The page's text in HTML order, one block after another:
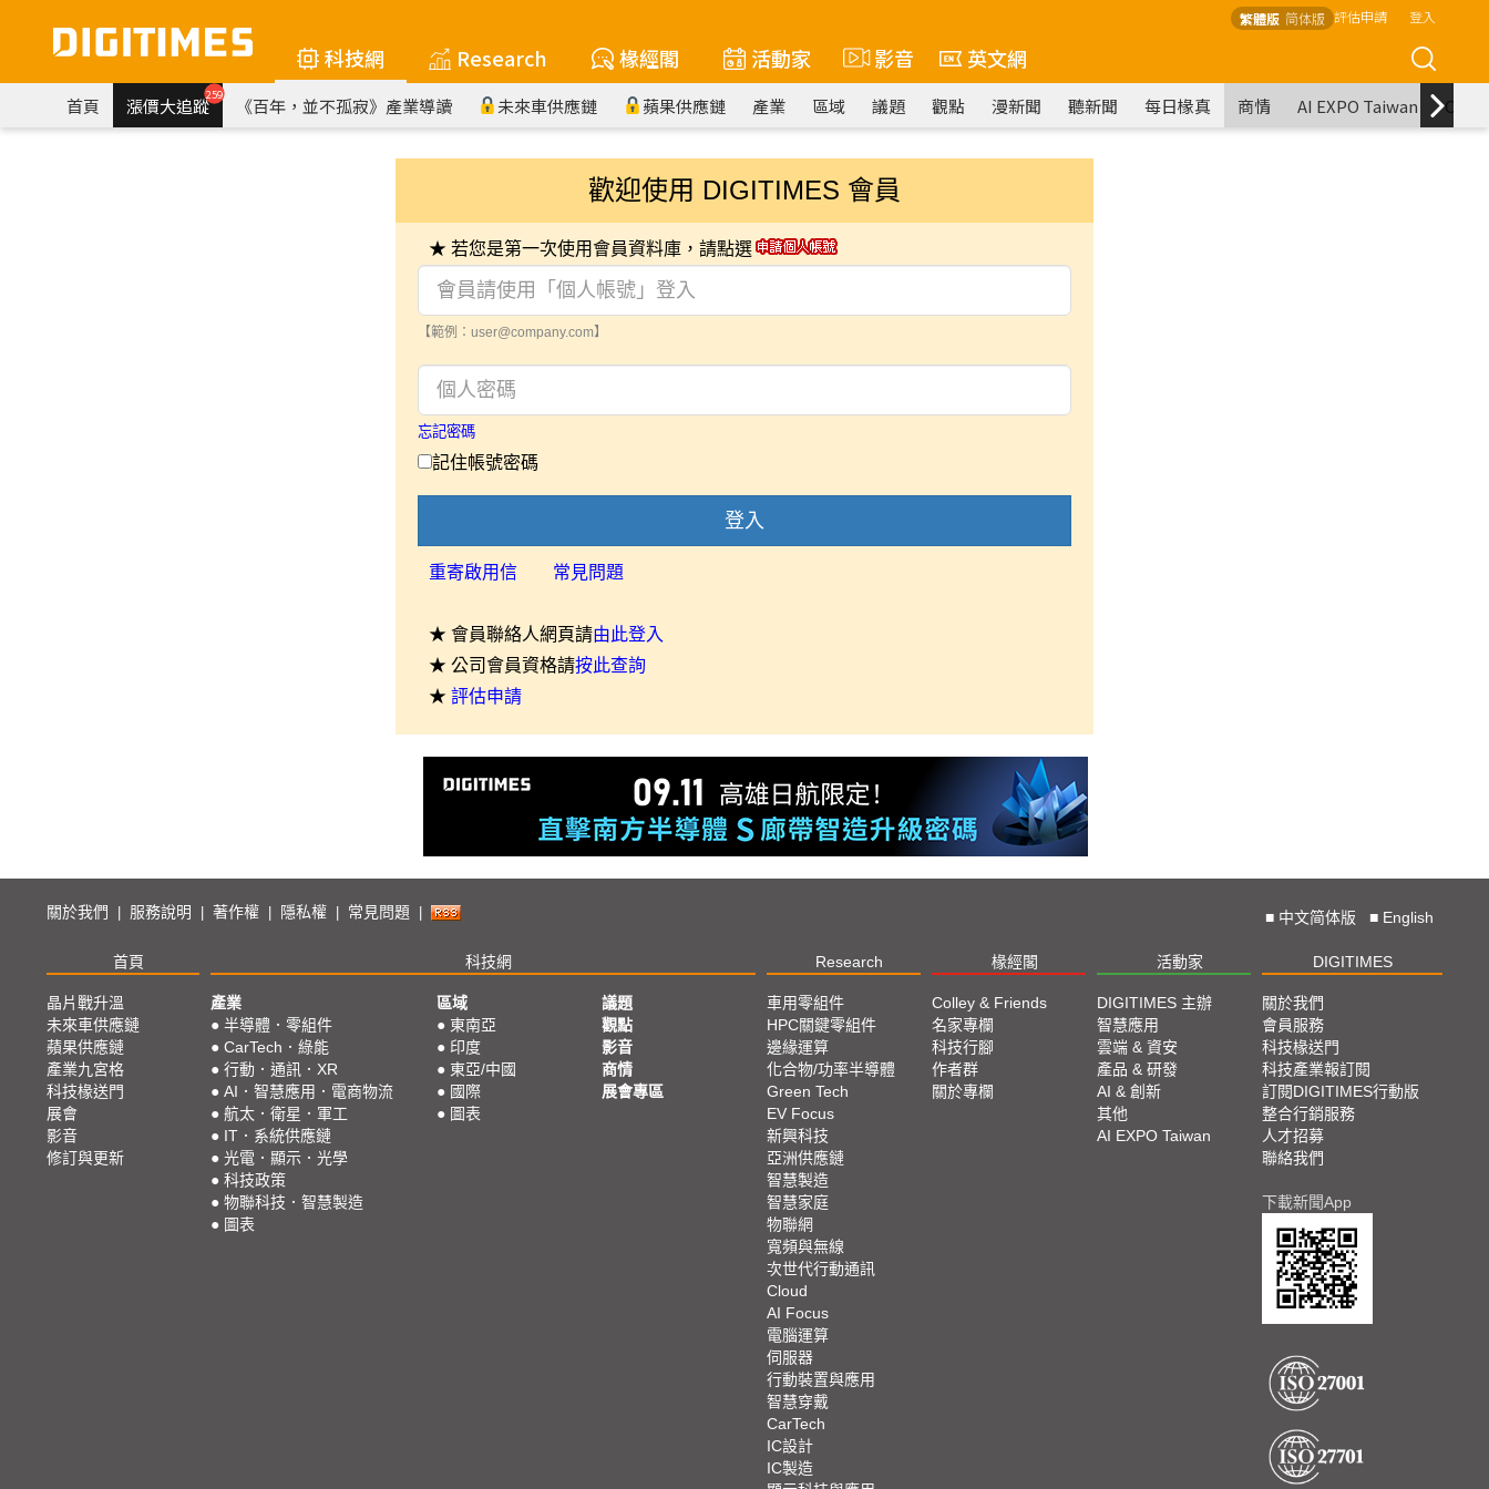
繁體版 简体版 評估申請 登入
科技網 Research 椽經閣 活動家 影音 英文網
首頁 漲價大追蹤259 《百年，並不孤寂》產業導讀 未來車供應鏈 蘋果供應鏈 產業 區域 議題 觀點 漫新聞 聽新聞 每日椽真 商情 AI EXPO Taiwan
歡迎使用 DIGITIMES 會員
★ 若您是第一次使用會員資料庫，請點選
【範例：user@company.com】
忘記密碼
記住帳號密碼
登入
重寄啟用信 常見問題
★ 會員聯絡人網頁請由此登入
★ 公司會員資格請按此查詢
★ 評估申請
關於我們 服務說明 著作權 隱私權 常見問題 ■ 中文简体版 ■ English
首頁 科技網 Research 椽經閣 活動家 DIGITIMES
晶片戰升溫
未來車供應鏈
蘋果供應鏈
產業九宮格
科技椽送門
展會
影音
修訂與更新
產業
● 半導體．零組件
● CarTech．綠能
● 行動．通訊．XR
● AI．智慧應用．電商物流
● 航太．衛星．軍工
● IT．系統供應鏈
● 光電．顯示．光學
● 科技政策
● 物聯科技．智慧製造
● 圖表
區域
● 東南亞
● 印度
● 東亞/中國
● 國際
● 圖表
議題
觀點
影音
商情
展會專區
車用零組件
HPC關鍵零組件
邊緣運算
化合物/功率半導體
Green Tech
EV Focus
新興科技
亞洲供應鏈
智慧製造
智慧家庭
物聯網
寬頻與無線
次世代行動通訊
Cloud
AI Focus
電腦運算
伺服器
行動裝置與應用
智慧穿戴
CarTech
IC設計
IC製造
Colley & Friends
名家專欄
科技行腳
作者群
關於專欄
DIGITIMES 主辦
智慧應用
雲端 & 資安
產品 & 研發
AI & 創新
其他
AI EXPO Taiwan
關於我們
會員服務
科技椽送門
科技產業報訂閱
訂閱DIGITIMES行動版
整合行銷服務
人才招募
聯絡我們
下載新聞App